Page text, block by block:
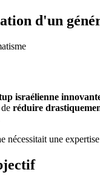
d'un
israélienne
réduire
nécessitait une